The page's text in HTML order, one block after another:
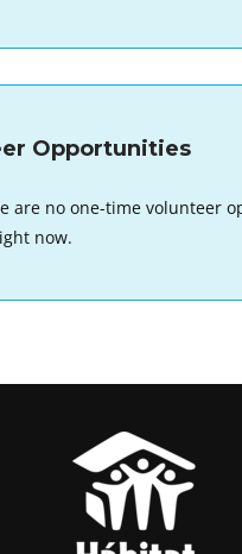
Opportunities
are no one-time volunteer
now.